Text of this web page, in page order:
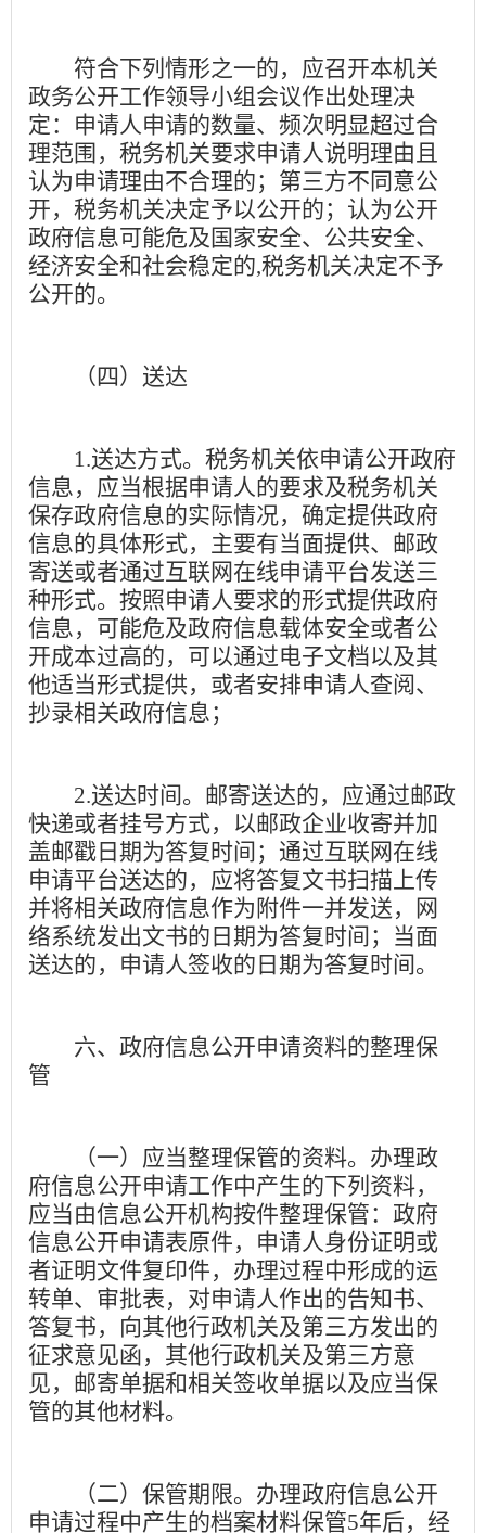
符合下列情形之一的，应召开本机关
政务公开工作领导小组会议作出处理决
定：申请人申请的数量、频次明显超过合
理范围，税务机关要求申请人说明理由且
认为申请理由不合理的；第三方不同意公
开，税务机关决定予以公开的；认为公开
政府信息可能危及国家安全、公共安全、
经济安全和社会稳定的,税务机关决定不予
公开的。
（四）送达
1.送达方式。税务机关依申请公开政府
信息，应当根据申请人的要求及税务机关
保存政府信息的实际情况，确定提供政府
信息的具体形式，主要有当面提供、邮政
寄送或者通过互联网在线申请平台发送三
种形式。按照申请人要求的形式提供政府
信息，可能危及政府信息载体安全或者公
开成本过高的，可以通过电子文档以及其
他适当形式提供，或者安排申请人查阅、
抄录相关政府信息；
2.送达时间。邮寄送达的，应通过邮政
快递或者挂号方式，以邮政企业收寄并加
盖邮戳日期为答复时间；通过互联网在线
申请平台送达的，应将答复文书扫描上传
并将相关政府信息作为附件一并发送，网
络系统发出文书的日期为答复时间；当面
送达的，申请人签收的日期为答复时间。
六、政府信息公开申请资料的整理保
管
（一）应当整理保管的资料。 办理政
府信息公开申请工作中产生的下列资料，
应当由信息公开机构按件整理保管：政府
信息公开申请表原件，申请人身份证明或
者证明文件复印件，办理过程中形成的运
转单、审批表，对申请人作出的告知书、
答复书，向其他行政机关及第三方发出的
征求意见函，其他行政机关及第三方意
见，邮寄单据和相关签收单据以及应当保
管的其他材料。
（二）保管期限。 办理政府信息公开
申请过程中产生的档案材料保管5年后，经